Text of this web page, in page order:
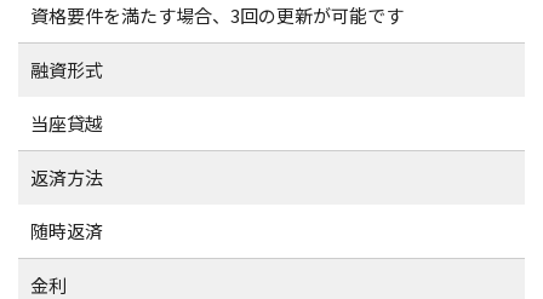
資格要件を満たす場合、3回の更新が可能です
融資形式
当座貸越
返済方法
随時返済
金利